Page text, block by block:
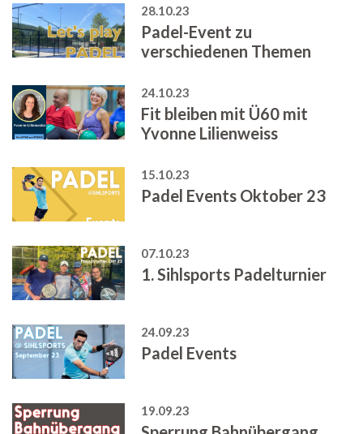
28.10.23
Padel-Event zu
verschiedenen Themen
24.10.23
Fit bleiben mit Ü60 mit
Yvonne Lilienweiss
15.10.23
Padel Events Oktober 23
07.10.23
1. Sihlsports Padelturnier
24.09.23
Padel Events
19.09.23